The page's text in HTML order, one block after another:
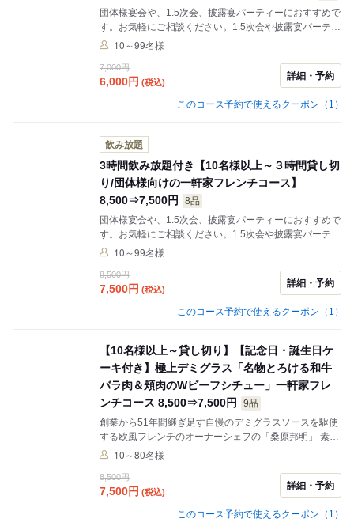
団体様宴会や、1.5次会、披露宴パーティーにおすすめで
す。お気軽にご相談ください。1.5次会や披露宴パーティ
ーにおすすめです。 ＝＝＝日曜日ディナー、月曜日の定
す＝＝＝ お気軽にご相談ください。 ＊表示価格はお１人
様の金額です。 ＊お料理と２時間飲み放題（L.O30分
30分まで利用可能 ＊ご利用人数 10名～100名
10～99名様
7,000円
6,000円 (税込)
詳細・予約
このコース予約で使えるクーポン（1）
飲み放題
3時間飲み放題付き【10名様以上～３時間貸し切
り/団体様向けの一軒家フレンチコース】
8,500⇒7,500円
8品
団体様宴会や、1.5次会、披露宴パーティーにおすすめで
す。お気軽にご相談ください。1.5次会や披露宴パーティ
ーにおすすめです。 ＝＝＝日曜日ディナー、月曜日の定
す＝＝＝ お気軽にご相談ください。 ＊表示価格はお１人
様の金額です。 ＊お料理と３時間飲み放題（L.O30分
30分まで利用可能 ＊ご利用人数 10名～100名
10～99名様
8,500円
7,500円 (税込)
詳細・予約
このコース予約で使えるクーポン（1）
【10名様以上～貸し切り】【記念日・誕生日ケ
ーキ付き】極上デミグラス「名物とろける和牛
バラ肉＆頬肉のWビーフシチュー」一軒家フレ
ンチコース 8,500⇒7,500円
9品
創業から51年間継ぎ足す自慢のデミグラスソースを駆使
する欧風フレンチのオーナーシェフの「桑原邦明」 素材
本来の良さを引き出す調理法で繊細かつ存在感のある料
ュな一軒家で、ゆったりと寛ぎながら、名物の和牛ビー
フシチューを主役にした全9品の一軒家フレンチコース
を堪能した後に、自家製ホール型ケーキに花火を付けて
「サプライズ演出」させて頂きます。 記念日、誕生日、
10～80名様
8,500円
7,500円 (税込)
詳細・予約
このコース予約で使えるクーポン（1）